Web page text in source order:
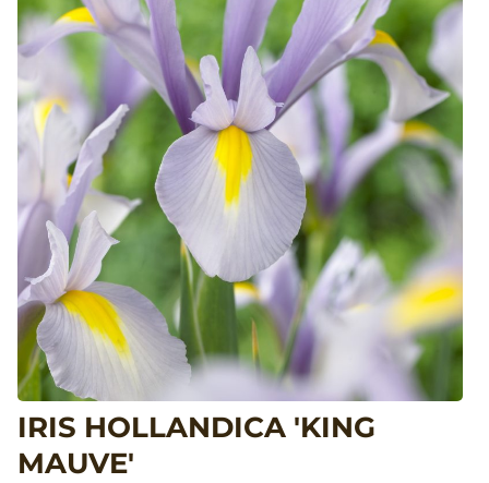
IRIS HOLLANDICA 'KING
MAUVE'